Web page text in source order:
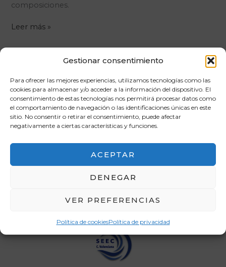
Gestionar consentimiento
Para ofrecer las mejores experiencias, utilizamos tecnologías como las
cookies para almacenar y/o acceder a la información del dispositivo. El
consentimiento de estas tecnologías nos permitirá procesar datos como
el comportamiento de navegación o las identificaciones únicas en este
sitio. No consentir o retirar el consentimiento, puede afectar
negativamente a ciertas características y funciones.
ACEPTAR
DENEGAR
VER PREFERENCIAS
Política de cookiesPolítica de privacidad
composiciones.
Ars
2024
Leer más »
Premios por la creación de una obra referente a la
Cultura Clásica. 2023: El Forn de La Melica de Sagunto,
que colabora con los Ludi Saguntini desde
2004, elaborando diferentes variedades de
pan, manteniendo